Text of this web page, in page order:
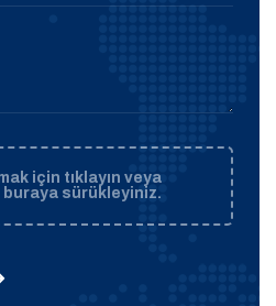
için tıklayın veya
buraya sürükleyiniz.